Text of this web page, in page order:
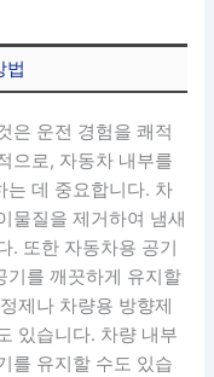
법
은 운전 경험을 쾌적
으로, 자동차 내부를
는 데 중요합니다. 차
물질을 제거하여 냄새
. 또한 자동차용 공기
기를 깨끗하게 유지할
제나 차량용 방향제
있습니다. 차량 내부
를 유지할 수도 있습